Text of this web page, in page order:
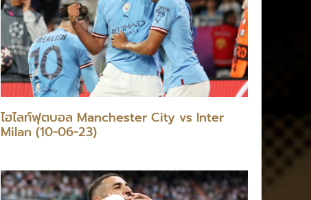
ไฮไลท์ฟุตบอล Manchester City vs Inter
Milan (10-06-23)